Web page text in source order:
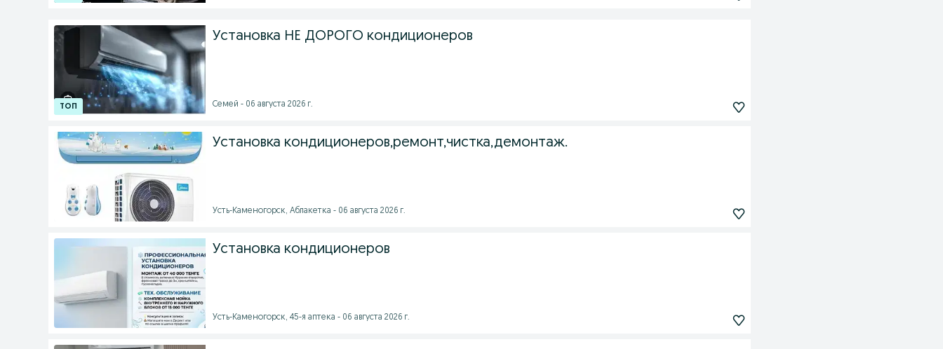
Установка НЕ ДОРОГО кондиционеров
Семей - 06 августа 2026 г.
Установка кондиционеров,ремонт,чистка,демонтаж.
Усть-Каменогорск, Аблакетка - 06 августа 2026 г.
Установка кондиционеров
Усть-Каменогорск, 45-я аптека - 06 августа 2026 г.